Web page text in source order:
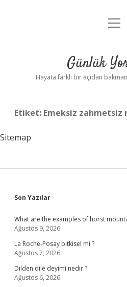
Anasayfa
Yasal
Günlük
Hayata farklı bir açıdan
Etiket: Emeksiz zahmetsiz
Sitemap
Sidebar
Son Yazılar
What are the examples of horst
Ağustos 9, 2026
La Roche-Posay bitkisel mi ?
Ağustos 7, 2026
Dilden dile deyimi nedir ?
Ağustos 6, 2026